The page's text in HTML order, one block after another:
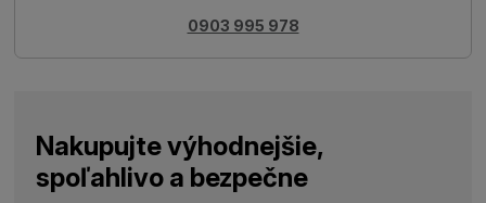
0903 995 978
Nakupujte výhodnejšie,
spoľahlivo a bezpečne